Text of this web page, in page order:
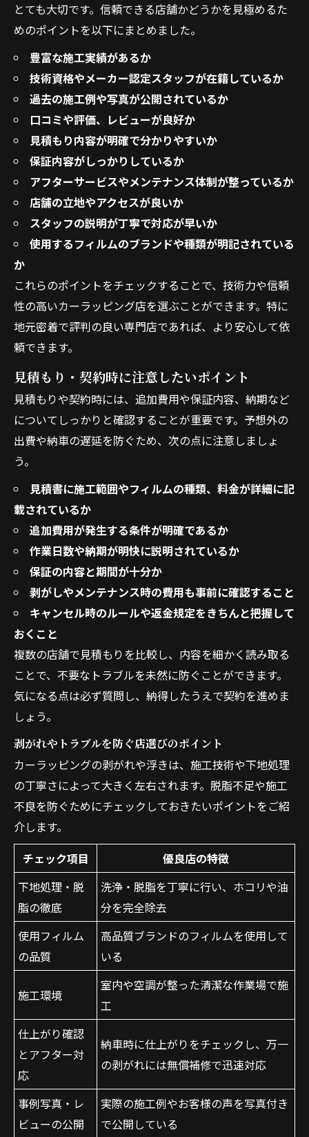
とても大切です。信頼できる店舗かどうかを見極めるた
めのポイントを以下にまとめました。
豊富な施工実績があるか
技術資格やメーカー認定スタッフが在籍しているか
過去の施工例や写真が公開されているか
口コミや評価、レビューが良好か
見積もり内容が明確で分かりやすいか
保証内容がしっかりしているか
アフターサービスやメンテナンス体制が整っているか
店舗の立地やアクセスが良いか
スタッフの説明が丁寧で対応が早いか
使用するフィルムのブランドや種類が明記されている
か
これらのポイントをチェックすることで、技術力や信頼
性の高いカーラッピング店を選ぶことができます。特に
地元密着で評判の良い専門店であれば、より安心して依
頼できます。
見積もり・契約時に注意したいポイント
見積もりや契約時には、追加費用や保証内容、納期など
についてしっかりと確認することが重要です。予想外の
出費や納車の遅延を防ぐため、次の点に注意しましょ
う。
見積書に施工範囲やフィルムの種類、料金が詳細に記
載されているか
追加費用が発生する条件が明確であるか
作業日数や納期が明快に説明されているか
保証の内容と期間が十分か
剥がしやメンテナンス時の費用も事前に確認すること
キャンセル時のルールや返金規定をきちんと把握して
おくこと
複数の店舗で見積もりを比較し、内容を細かく読み取る
ことで、不要なトラブルを未然に防ぐことができます。
気になる点は必ず質問し、納得したうえで契約を進めま
しょう。
剥がれやトラブルを防ぐ店選びのポイント
カーラッピングの剥がれや浮きは、施工技術や下地処理
の丁寧さによって大きく左右されます。脱脂不足や施工
不良を防ぐためにチェックしておきたいポイントをご紹
介します。
チェック項目
優良店の特徴
下地処理・脱
脂の徹底
洗浄・脱脂を丁寧に行い、ホコリや油
分を完全除去
使用フィルム
の品質
高品質ブランドのフィルムを使用して
いる
施工環境
室内や空調が整った清潔な作業場で施
工
仕上がり確認
とアフター対
応
納車時に仕上がりをチェックし、万一
の剥がれには無償補修で迅速対応
事例写真・レ
ビューの公開
実際の施工例やお客様の声を写真付き
で公開している